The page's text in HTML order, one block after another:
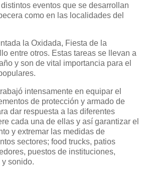
eventos que se desarrollan
como en las localidades del
la Oxidada, Fiesta de la
entre otros. Estas tareas se llevan a
y son de vital importancia para el
intensamente en equipar el
de protección y armado de
dar respuesta a las diferentes
cada una de ellas y así garantizar el
y extremar las medidas de
sectores; food trucks, patios
puestos de instituciones,
sonido.